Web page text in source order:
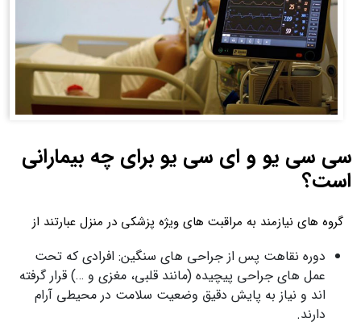
سی سی یو و ای سی یو برای چه بیمارانی
است؟
گروه‌ های نیازمند به مراقبت‌ های ویژه پزشکی در منزل عبارتند از
دوره نقاهت پس از جراحی‌ های سنگین: افرادی که تحت
عمل‌ های جراحی پیچیده (مانند قلبی، مغزی و …) قرار گرفته‌
اند و نیاز به پایش دقیق وضعیت سلامت در محیطی آرام
دارند.